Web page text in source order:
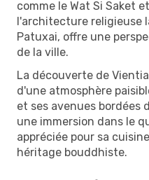
comme le Wat Si Saket
l'architecture religieuse
Patuxai, offre une
de la ville.
La découverte de
d'une atmosphère
et ses avenues bordées
une immersion dans le
appréciée pour sa
héritage bouddhiste.